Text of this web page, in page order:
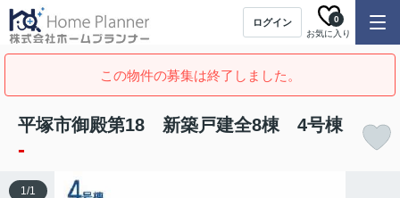
ログイン
お気に入り
0
この物件の募集は終了しました。
平塚市御殿第18 新築戸建全8棟 4号棟
-
1/1